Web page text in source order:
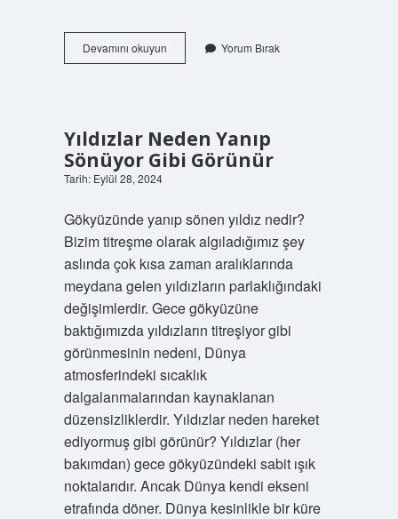
Devamını okuyunEntalpi
Ve
Yorum Bırak
Yıldızlar Neden Yanıp
Sönüyor Gibi Görünür
Tarih: Eylül 28, 2024
Gökyüzünde yanıp sönen yıldız nedir?
Bizim titreşme olarak algıladığımız şey
aslında çok kısa zaman aralıklarında
meydana gelen yıldızların parlaklığındaki
değişimlerdir. Gece gökyüzüne
baktığımızda yıldızların titreşiyor gibi
görünmesinin nedeni, Dünya
atmosferindeki sıcaklık
dalgalanmalarından kaynaklanan
düzensizliklerdir. Yıldızlar neden hareket
ediyormuş gibi görünür? Yıldızlar (her
bakımdan) gece gökyüzündeki sabit ışık
noktalarıdır. Ancak Dünya kendi ekseni
etrafında döner. Dünya kesinlikle bir küre